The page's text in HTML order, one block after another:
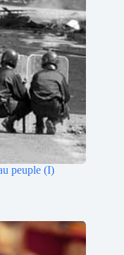
peuple (I)